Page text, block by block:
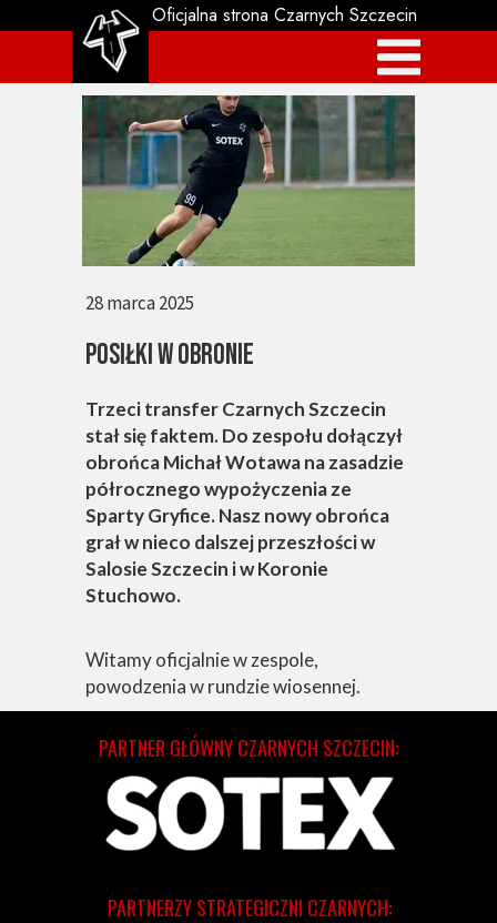
Trzeci transfer Czarnych Szczecin
stał się faktem. Do zespołu dołączył
obrońca Michał Wotawa na zasadzie
półrocznego wypożyczenia ze
Sparty Gryfice. Nasz nowy obrońca
grał w nieco dalszej przeszłości w
Salosie Szczecin i w Koronie
Stuchowo.
Witamy oficjalnie w zespole,
powodzenia w rundzie wiosennej.
POSIŁKI W OBRONIE
28 marca 2025
Oficjalna strona Czarnych Szczecin
PARTNERZY STRATEGICZNI CZARNYCH:
PARTNER GŁÓWNY CZARNYCH SZCZECIN: